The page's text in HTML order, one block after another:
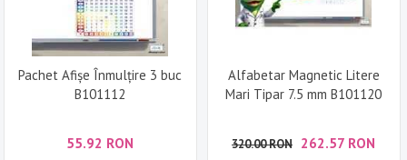
Pachet Afișe Înmulțire 3 buc
B101112
55.92 RON
Alfabetar Magnetic Litere
Mari Tipar 7.5 mm B101120
320.00 RON 262.57 RON